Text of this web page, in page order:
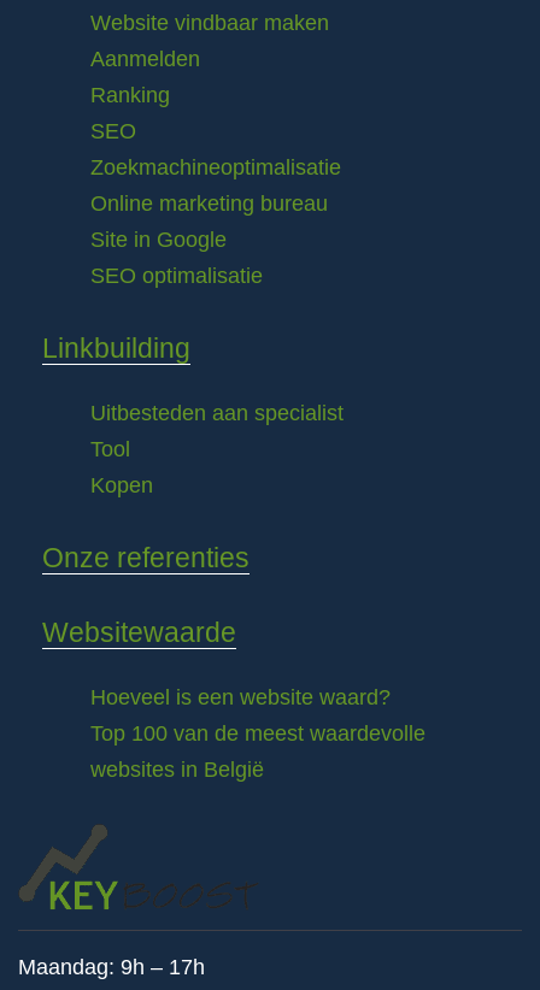
Website vindbaar maken
Aanmelden
Ranking
SEO
Zoekmachineoptimalisatie
Online marketing bureau
Site in Google
SEO optimalisatie
Linkbuilding
Uitbesteden aan specialist
Tool
Kopen
Onze referenties
Websitewaarde
Hoeveel is een website waard?
Top 100 van de meest waardevolle
websites in België
Maandag: 9h – 17h